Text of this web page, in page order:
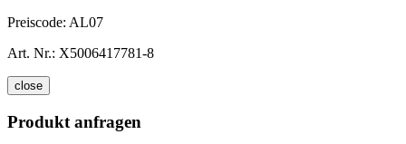
Preiscode: AL07
Art. Nr.: X5006417781-8
close
Produkt anfragen